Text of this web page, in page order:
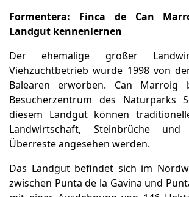
Formentera: Finca de Can
Landgut kennenlernen
Der ehemalige großer
Viehzuchtbetrieb wurde 1998 von
Balearen erworben. Can Marroig
Besucherzentrum des Naturparks
diesem Landgut können
Landwirtschaft, Steinbrüche und
Überreste angesehen werden.
Das Landgut befindet sich im
zwischen Punta de la Gavina und